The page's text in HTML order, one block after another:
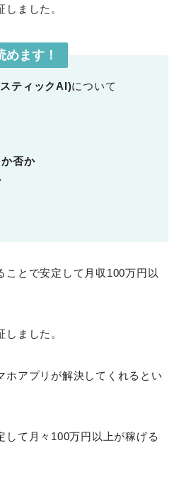
ました。
めます！
ティックAI)について
否か
ことで安定して月収100万円以
ました。
ホアプリが解決してくれるとい
して月々100万円以上が稼げる